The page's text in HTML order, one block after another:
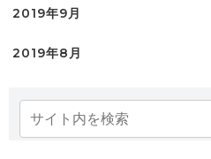
2019年9月
2019年8月
カテゴリー